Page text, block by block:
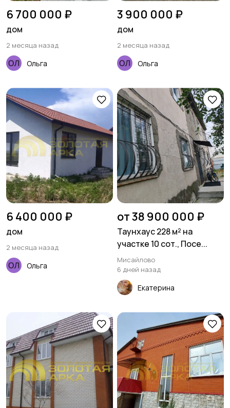
6 700 000 ₽
дом
2 месяца назад
Ольга
3 900 000 ₽
дом
2 месяца назад
Ольга
6 400 000 ₽
дом
2 месяца назад
Ольга
от 38 900 000 ₽
Таунхаус 228 м² на
участке 10 сот., Посе...
Мисайлово
6 дней назад
Екатерина